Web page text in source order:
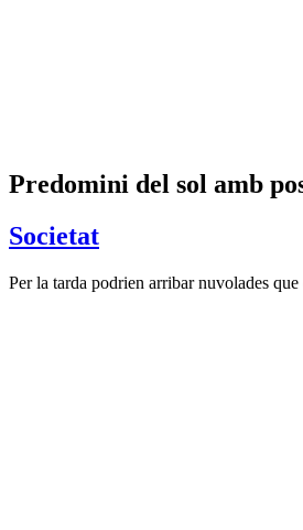
Predomini del sol amb
Societat
Per la tarda podrien arribar nuvolades